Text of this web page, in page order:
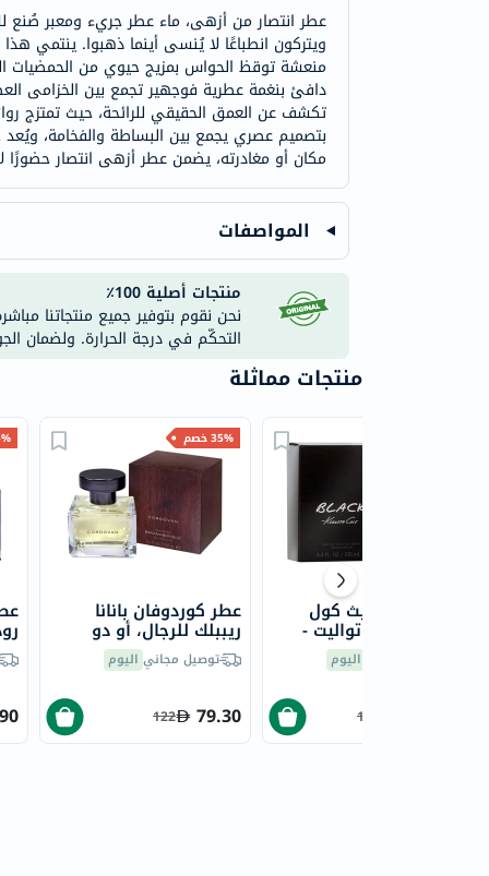
عطر انتصار من أزهى، ماء عطر جريء ومعبر صُنع
ويتركون انطباعًا لا يُنسى أينما ذهبوا. ينتمي
منعشة توقظ الحواس بمزيج حيوي من الحمضيات
دافئ بنغمة عطرية فوجهير تجمع بين الخزامى
تكشف عن العمق الحقيقي للرائحة، حيث تمتزج
بتصميم عصري يجمع بين البساطة والفخامة، ويُعد
مكان أو مغادرته، يضمن عطر أزهى انتصار حضورًا
المواصفات
منتجات أصلية 100٪
نحن نقوم بتوفير جميع منتجاتنا
التحكّم في درجة الحرارة. ولضمان
منتجات مماثلة
35% خصم
عطر كوردوفان بانانا
ريببلك للرجال، أو دو
تواليت - 100 مل
توصيل مجاني اليوم
79.30
122
عطر بلاك كينيث كول
للرجال، أو دو تواليت -
اليوم
153.50